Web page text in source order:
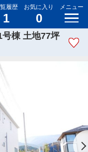
履歴
1
お気に入り
0
メニュー
棟 土地77坪